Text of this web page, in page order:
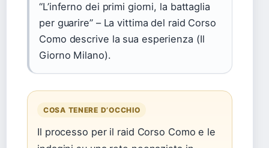
“L’inferno dei primi giorni, la battaglia
per guarire” – La vittima del raid Corso
Como descrive la sua esperienza (Il
Giorno Milano).
COSA TENERE D’OCCHIO
Il processo per il raid Corso Como e le